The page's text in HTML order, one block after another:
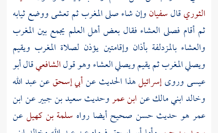
الثوريقالسفيانوإن شاء صلى المغرب ثم تعشى ووضع ثيابه
ثم أقام فصلى العشاء فقال بعض أهل العلم يجمع بين المغرب
والعشاءبالمزدلفةبأذان وإقامتين يؤذن لصلاة المغرب ويقيم
ويصلي المغرب ثم يقيم ويصلي العشاء وهو قولالشافعيقال أبو
عيسى وروىإسرائيلهذا الحديث عنأبي إسحقعنعبد الله
وخالدابنيمالكعنابن عمروحديثسعيد بن جبيرعنابن
عمرهو حديث حسن صحيح أيضا رواه سلمة بن كهيلعن